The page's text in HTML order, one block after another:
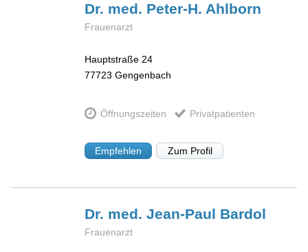
Dr. med. Peter-H. Ahlborn
Frauenarzt
Hauptstraße 24
77723 Gengenbach
Öffnungszeiten Privatpatienten
Empfehlen Zum Profil
Dr. med. Jean-Paul Bardol
Frauenarzt